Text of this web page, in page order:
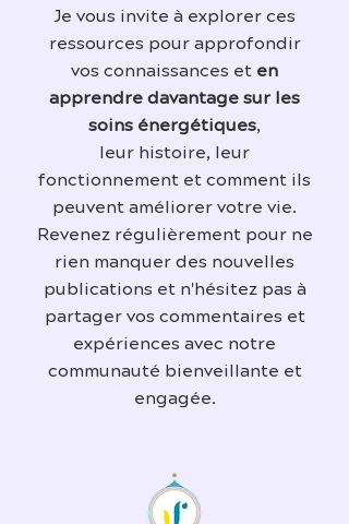
Je vous invite à explorer ces
ressources pour approfondir
vos connaissances et en
apprendre davantage sur les
soins énergétiques,
leur histoire, leur
fonctionnement et comment ils
peuvent améliorer votre vie.
Revenez régulièrement pour ne
rien manquer des nouvelles
publications et n'hésitez pas à
partager vos commentaires et
expériences avec notre
communauté bienveillante et
engagée.